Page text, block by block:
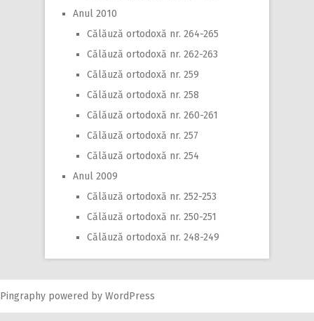
Anul 2010
Călăuză ortodoxă nr. 264-265
Călăuză ortodoxă nr. 262-263
Călăuză ortodoxă nr. 259
Călăuză ortodoxă nr. 258
Călăuză ortodoxă nr. 260-261
Călăuză ortodoxă nr. 257
Călăuză ortodoxă nr. 254
Anul 2009
Călăuză ortodoxă nr. 252-253
Călăuză ortodoxă nr. 250-251
Călăuză ortodoxă nr. 248-249
Pingraphy powered by WordPress